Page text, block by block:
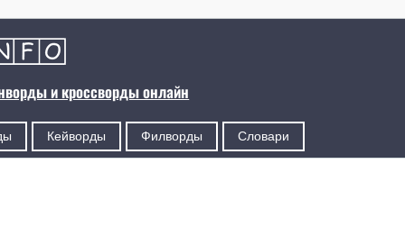
и кроссворды онлайн
Кейворды Филворды Словари